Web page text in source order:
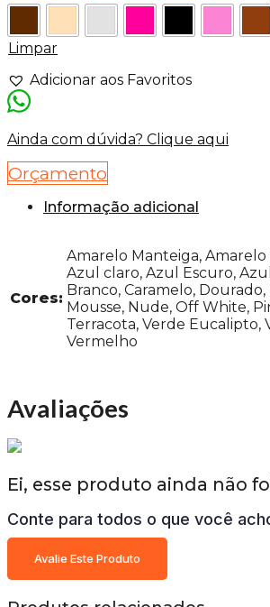
Limpar
Adicionar aos Favoritos
Ainda com dúvida? Clique aqui
Orçamento
Informação adicional
Cores:
Amarelo Manteiga, Amarelo
Azul claro, Azul Escuro,
Branco, Caramelo, Dourado,
Mousse, Nude, Off White,
Terracota, Verde Eucalipto,
Vermelho
Avaliações
Ei, esse produto ainda não
Conte para todos o que você
Avalie Este Produto